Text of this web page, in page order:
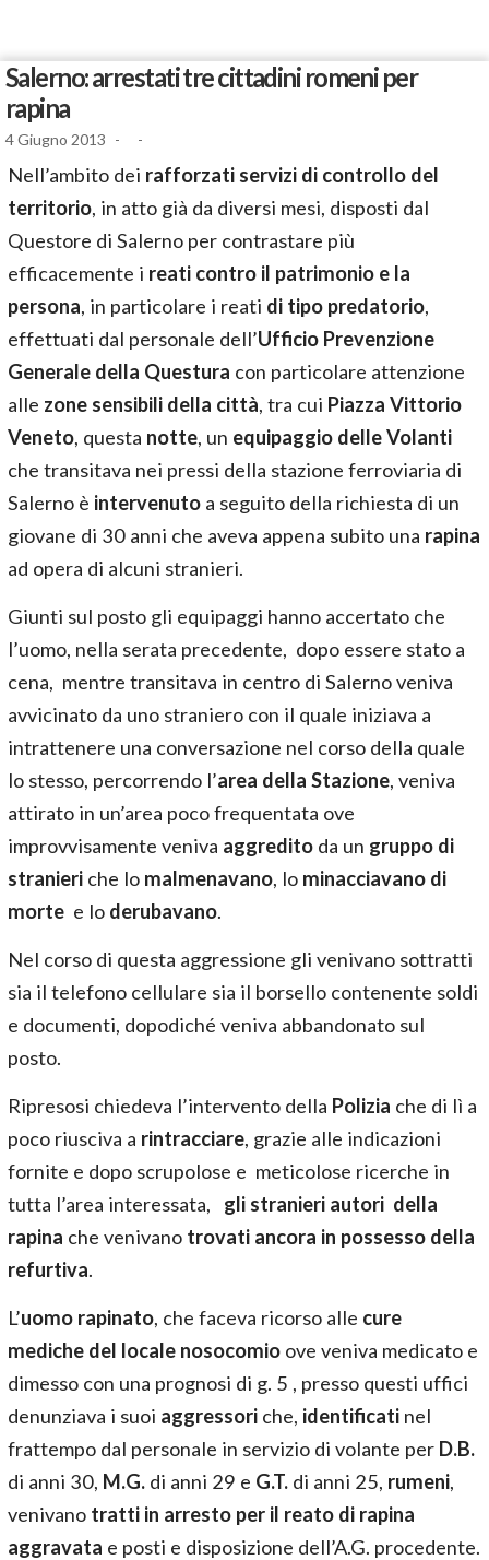
Salerno: arrestati tre cittadini romeni per
rapina
4 Giugno 2013 - -
Nell’ambito dei rafforzati servizi di controllo del
territorio, in atto già da diversi mesi, disposti dal
Questore di Salerno per contrastare più
efficacemente i reati contro il patrimonio e la
persona, in particolare i reati di tipo predatorio,
effettuati dal personale dell’Ufficio Prevenzione
Generale della Questura con particolare attenzione
alle zone sensibili della città, tra cui Piazza Vittorio
Veneto, questa notte, un equipaggio delle Volanti
che transitava nei pressi della stazione ferroviaria di
Salerno è intervenuto a seguito della richiesta di un
giovane di 30 anni che aveva appena subito una rapina
ad opera di alcuni stranieri.
Giunti sul posto gli equipaggi hanno accertato che
l’uomo, nella serata precedente, dopo essere stato a
cena, mentre transitava in centro di Salerno veniva
avvicinato da uno straniero con il quale iniziava a
intrattenere una conversazione nel corso della quale
lo stesso, percorrendo l’area della Stazione, veniva
attirato in un’area poco frequentata ove
improvvisamente veniva aggredito da un gruppo di
stranieri che lo malmenavano, lo minacciavano di
morte e lo derubavano.
Nel corso di questa aggressione gli venivano sottratti
sia il telefono cellulare sia il borsello contenente soldi
e documenti, dopodiché veniva abbandonato sul
posto.
Ripresosi chiedeva l’intervento della Polizia che di lì a
poco riusciva a rintracciare, grazie alle indicazioni
fornite e dopo scrupolose e meticolose ricerche in
tutta l’area interessata, gli stranieri autori della
rapina che venivano trovati ancora in possesso della
refurtiva.
L’uomo rapinato, che faceva ricorso alle cure
mediche del locale nosocomio ove veniva medicato e
dimesso con una prognosi di g. 5 , presso questi uffici
denunziava i suoi aggressori che, identificati nel
frattempo dal personale in servizio di volante per D.B.
di anni 30, M.G. di anni 29 e G.T. di anni 25, rumeni,
venivano tratti in arresto per il reato di rapina
aggravata e posti e disposizione dell’A.G. procedente.